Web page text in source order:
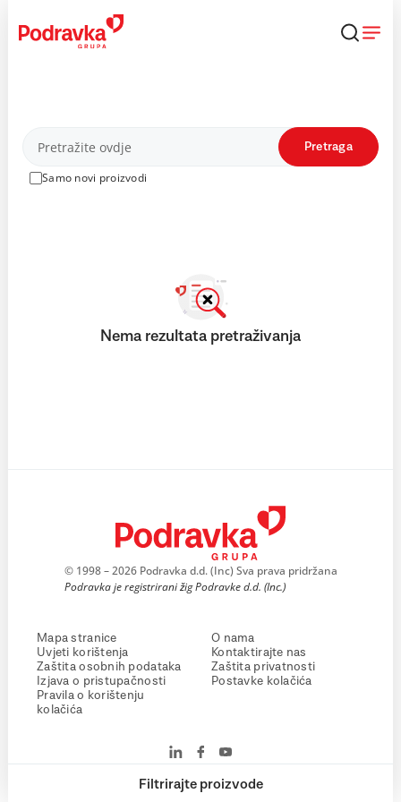
content
Proizvodi
Samo novi proizvodi
Pretraga
Filtrirajte proizvode
Nema rezultata pretraživanja
© 1998 – 2026 Podravka d.d. (Inc) Sva prava pridržana
Podravka je registrirani žig Podravke d.d. (Inc.)
Mapa stranice
Uvjeti korištenja
Zaštita osobnih podataka
Izjava o pristupačnosti
Pravila o korištenju
kolačića
O nama
Kontaktirajte nas
Zaštita privatnosti
Postavke kolačića